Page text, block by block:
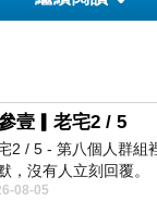
靈、行政獨裁
在國民黨團不
、再審查」？
」覆轍？
壹▎老宅2 / 5
2 / 5 - 第八個人群組
，沒有人立刻回覆。
一顆冰冷的鐵釘，硬
08-05